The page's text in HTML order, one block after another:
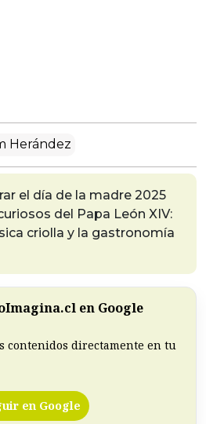
Herández
el día de la madre 2025
del Papa León XIV:
criolla y la gastronomía
en Google
contenidos directamente en tu
en Google